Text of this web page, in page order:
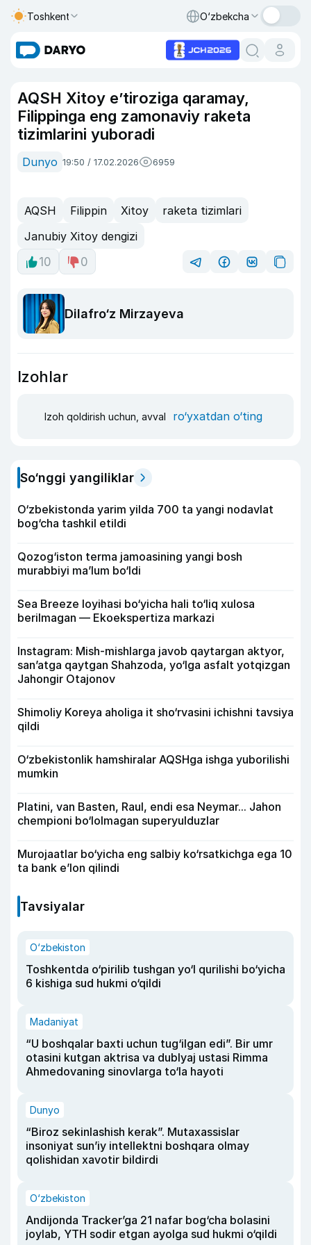
Toshkent O‘zbekcha
AQSH Xitoy e’tiroziga qaramay,
Filippinga eng zamonaviy raketa
tizimlarini yuboradi
Dunyo 19:50 / 17.02.2026 6959
AQSH Filippin Xitoy
raketa tizimlari
Janubiy Xitoy dengizi
10
0
Dilafro‘z Mirzayeva
Izohlar
Izoh qoldirish uchun, avval ro‘yxatdan o‘ting
So‘nggi yangiliklar
O‘zbekistonda yarim yilda 700 ta yangi nodavlat
bog‘cha tashkil etildi
Qozog‘iston terma jamoasining yangi bosh
murabbiyi ma’lum bo‘ldi
Sea Breeze loyihasi bo‘yicha hali to‘liq xulosa
berilmagan — Ekoekspertiza markazi
Instagram: Mish-mishlarga javob qaytargan aktyor,
san’atga qaytgan Shahzoda, yo‘lga asfalt yotqizgan
Jahongir Otajonov
Shimoliy Koreya aholiga it sho‘rvasini ichishni tavsiya
qildi
O‘zbekistonlik hamshiralar AQSHga ishga yuborilishi
mumkin
Platini, van Basten, Raul, endi esa Neymar... Jahon
chempioni bo‘lolmagan superyulduzlar
Murojaatlar bo‘yicha eng salbiy ko‘rsatkichga ega 10
ta bank e’lon qilindi
Tavsiyalar
O‘zbekiston
Toshkentda o‘pirilib tushgan yo‘l qurilishi bo‘yicha
6 kishiga sud hukmi o‘qildi
Madaniyat
“U boshqalar baxti uchun tug‘ilgan edi”. Bir umr
otasini kutgan aktrisa va dublyaj ustasi Rimma
Ahmedovaning sinovlarga to‘la hayoti
Dunyo
“Biroz sekinlashish kerak”. Mutaxassislar
insoniyat sun’iy intellektni boshqara olmay
qolishidan xavotir bildirdi
O‘zbekiston
Andijonda Tracker’ga 21 nafar bog‘cha bolasini
joylab, YTH sodir etgan ayolga sud hukmi o‘qildi